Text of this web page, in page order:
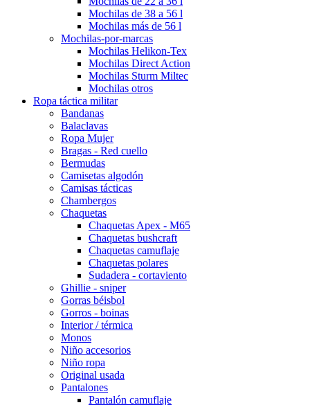
Mochilas de 38 a 56 l
Mochilas más de 56 l
Mochilas-por-marcas
Mochilas Helikon-Tex
Mochilas Direct Action
Mochilas Sturm Miltec
Mochilas otros
Ropa táctica militar
Bandanas
Balaclavas
Ropa Mujer
Bragas - Red cuello
Bermudas
Camisetas algodón
Camisas tácticas
Chambergos
Chaquetas
Chaquetas Apex - M65
Chaquetas bushcraft
Chaquetas camuflaje
Chaquetas polares
Sudadera - cortaviento
Ghillie - sniper
Gorras béisbol
Gorros - boinas
Interior / térmica
Monos
Niño accesorios
Niño ropa
Original usada
Pantalones
Pantalón camuflaje